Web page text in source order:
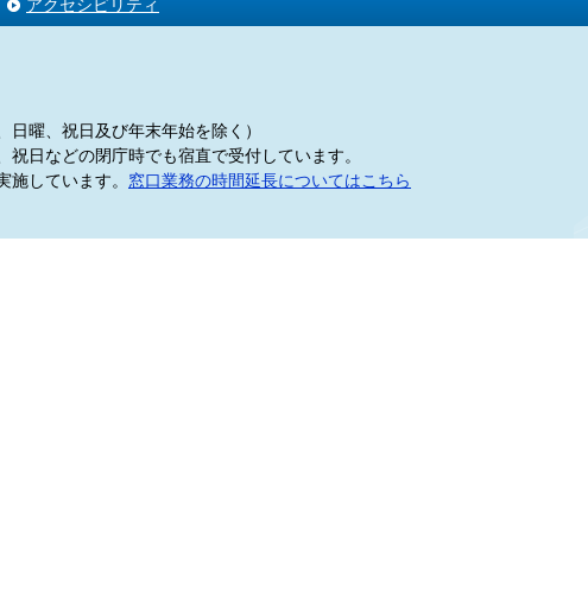
アクセシビリティ
日曜、祝日及び年末年始を除く）
日などの閉庁時でも宿直で受付しています。
しています。 窓口業務の時間延長についてはこちら